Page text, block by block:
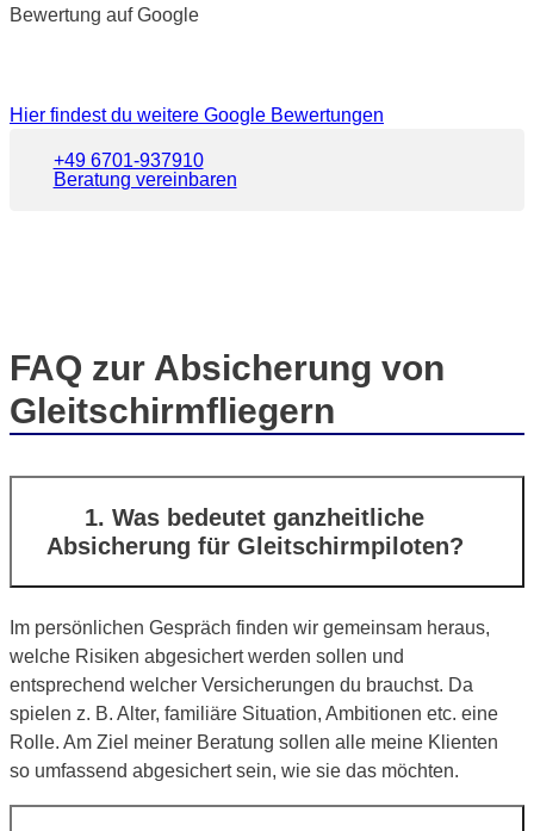
Bewertung auf Google
Hier findest du weitere Google Bewertungen
+49 6701-937910
Beratung vereinbaren
FAQ zur Absicherung von
Gleitschirmfliegern
1. Was bedeutet ganzheitliche
Absicherung für Gleitschirmpiloten?
Im persönlichen Gespräch finden wir gemeinsam heraus,
welche Risiken abgesichert werden sollen und
entsprechend welcher Versicherungen du brauchst. Da
spielen z. B. Alter, familiäre Situation, Ambitionen etc. eine
Rolle. Am Ziel meiner Beratung sollen alle meine Klienten
so umfassend abgesichert sein, wie sie das möchten.